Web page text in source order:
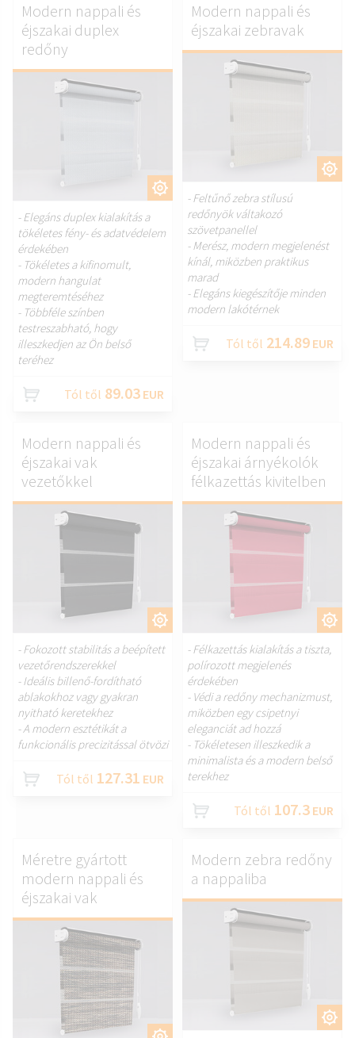
Modern nappali és
éjszakai duplex
redőny
- Elegáns duplex kialakítás a
tökéletes fény- és adatvédelem
érdekében
- Tökéletes a kifinomult,
modern hangulat
megteremtéséhez
- Többféle színben
testreszabható, hogy
illeszkedjen az Ön belső
teréhez
Tól től 89.03 EUR
Modern nappali és
éjszakai zebravak
- Feltűnő zebra stílusú
redőnyök váltakozó
szövetpanellel
- Merész, modern megjelenést
kínál, miközben praktikus
marad
- Elegáns kiegészítője minden
modern lakótérnek
Tól től 214.89 EUR
Modern nappali és
éjszakai vak
vezetőkkel
- Fokozott stabilitás a beépített
vezetőrendszerekkel
- Ideális billenő-fordítható
ablakokhoz vagy gyakran
nyitható keretekhez
- A modern esztétikát a
funkcionális precizitással ötvözi
Tól től 127.31 EUR
Modern nappali és
éjszakai árnyékolók
félkazettás kivitelben
- Félkazettás kialakítás a tiszta,
polírozott megjelenés
érdekében
- Védi a redőny mechanizmust,
miközben egy csipetnyi
eleganciát ad hozzá
- Tökéletesen illeszkedik a
minimalista és a modern belső
terekhez
Tól től 107.3 EUR
Méretre gyártott
modern nappali és
éjszakai vak
Modern zebra redőny
a nappaliba